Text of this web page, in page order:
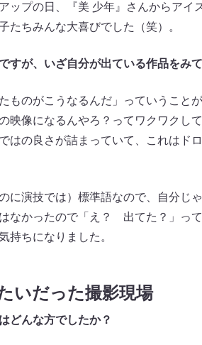
プの日、『美 少年』さんからアイ
たちみんな大喜びでした（笑）。
が、いざ自分が出ている作品をみ
のがこうなるんだ」っていうこと
映像になるんやろ？ってワクワクし
はの良さが詰まっていて、これはド
演技では）標準語なので、自分じ
なかったので「え？ 出てた？」っ
持ちになりました。
いだった撮影現場
んな方でしたか？